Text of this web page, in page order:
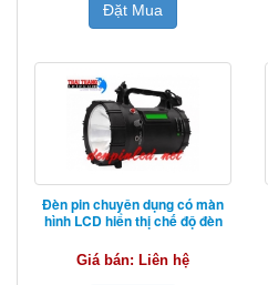
Đặt Mua
Đèn pin chuyên dụng có màn
hình LCD hiển thị chế độ đèn
Giá bán: Liên hệ